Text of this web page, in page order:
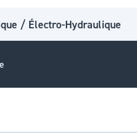
/ Électro-Hydraulique